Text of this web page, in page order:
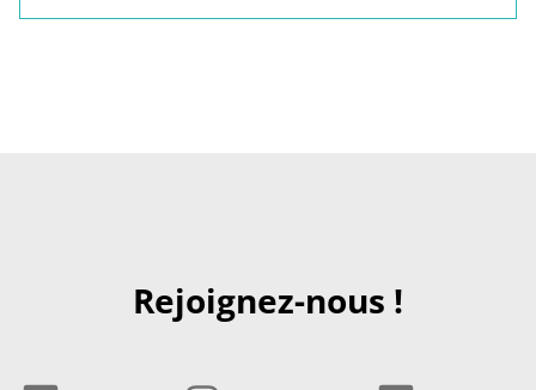
Rejoignez-nous !